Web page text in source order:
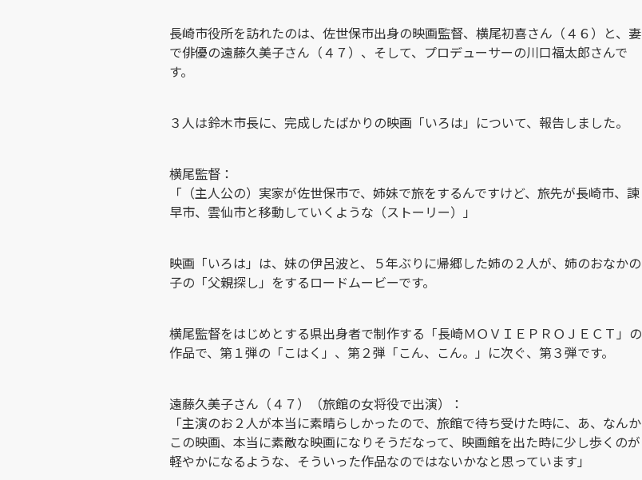
長崎市役所を訪れたのは、佐世保市出身の映画監督、横尾初喜さん（４６）と、妻
で俳優の遠藤久美子さん（４７）、そして、プロデューサーの川口福太郎さんで
す。
３人は鈴木市長に、完成したばかりの映画「いろは」について、報告しました。
横尾監督：
「（主人公の）実家が佐世保市で、姉妹で旅をするんですけど、旅先が長崎市、諫
早市、雲仙市と移動していくような（ストーリー）」
映画「いろは」は、妹の伊呂波と、５年ぶりに帰郷した姉の２人が、姉のおなかの
子の「父親探し」をするロードムービーです。
横尾監督をはじめとする県出身者で制作する「長崎ＭＯＶＩＥＰＲＯＪＥＣＴ」の
作品で、第１弾の「こはく」、第２弾「こん、こん。」に次ぐ、第３弾です。
遠藤久美子さん（４７）（旅館の女将役で出演）：
「主演のお２人が本当に素晴らしかったので、旅館で待ち受けた時に、あ、なんか
この映画、本当に素敵な映画になりそうだなって、映画館を出た時に少し歩くのが
軽やかになるような、そういった作品なのではないかなと思っています」